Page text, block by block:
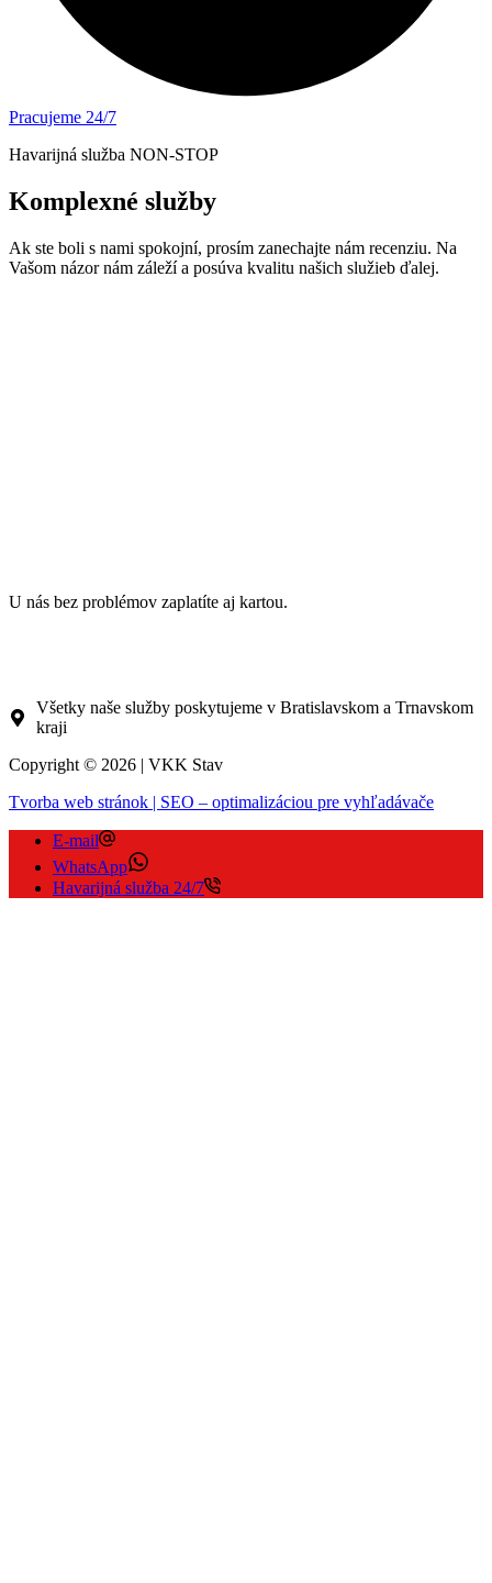
Pracujeme 24/7
Havarijná služba NON-STOP
Komplexné služby
Ak ste boli s nami spokojní, prosím zanechajte nám recenziu. Na
Vašom názor nám záleží a posúva kvalitu našich služieb ďalej.
U nás bez problémov zaplatíte aj kartou.
Všetky naše služby poskytujeme v Bratislavskom a Trnavskom
kraji
Copyright © 2026 | VKK Stav
Tvorba web stránok | SEO – optimalizáciou pre vyhľadávače
E-mail
WhatsApp
Havarijná služba 24/7